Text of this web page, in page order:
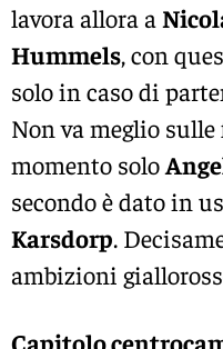
lavora allora a
Hummels, con
solo in caso di
Non va meglio sulle
momento solo
secondo è dato in
Karsdorp.
ambizioni
Capitolo